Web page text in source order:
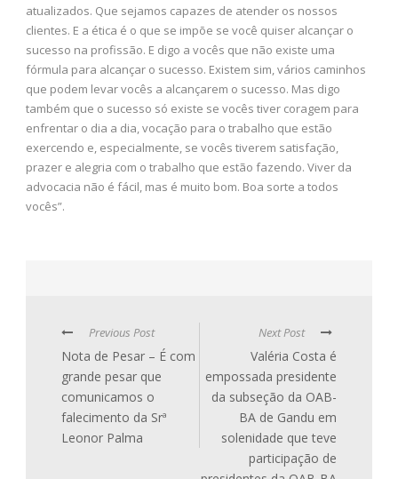
atualizados. Que sejamos capazes de atender os nossos
clientes. E a ética é o que se impõe se você quiser alcançar o
sucesso na profissão. E digo a vocês que não existe uma
fórmula para alcançar o sucesso. Existem sim, vários caminhos
que podem levar vocês a alcançarem o sucesso. Mas digo
também que o sucesso só existe se vocês tiver coragem para
enfrentar o dia a dia, vocação para o trabalho que estão
exercendo e, especialmente, se vocês tiverem satisfação,
prazer e alegria com o trabalho que estão fazendo. Viver da
advocacia não é fácil, mas é muito bom. Boa sorte a todos
vocês”.
Previous Post
Nota de Pesar – É com
grande pesar que
comunicamos o
falecimento da Srª
Leonor Palma
Next Post
Valéria Costa é
empossada presidente
da subseção da OAB-
BA de Gandu em
solenidade que teve
participação de